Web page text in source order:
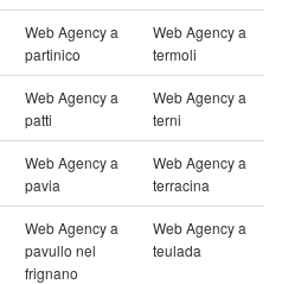
Web Agency a
partinico
Web Agency a
termoli
Web Agency a
patti
Web Agency a
terni
Web Agency a
pavia
Web Agency a
terracina
Web Agency a
pavullo nel
frignano
Web Agency a
teulada